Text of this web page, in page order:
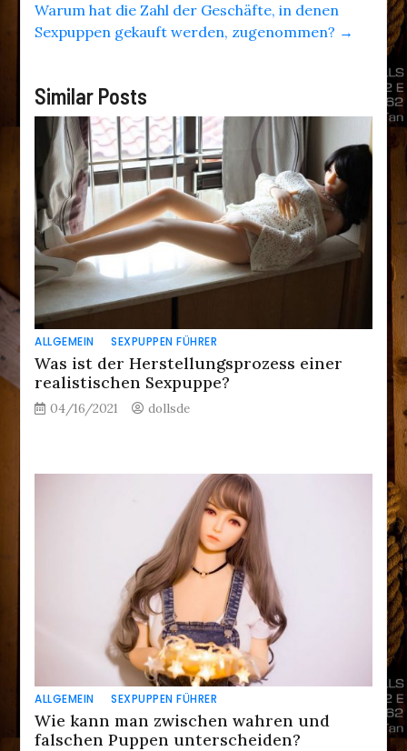
Warum hat die Zahl der Geschäfte, in denen
Sexpuppen gekauft werden, zugenommen? →
Similar Posts
ALLGEMEIN SEXPUPPEN FÜHRER
Was ist der Herstellungsprozess einer
realistischen Sexpuppe?
04/16/2021 dollsde
ALLGEMEIN SEXPUPPEN FÜHRER
Wie kann man zwischen wahren und
falschen Puppen unterscheiden?